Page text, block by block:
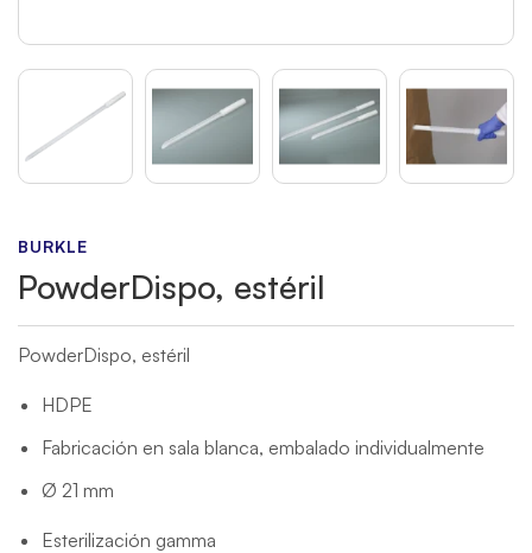
BURKLE
PowderDispo, estéril
PowderDispo, estéril
HDPE
Fabricación en sala blanca, embalado individualmente
Ø 21 mm
Esterilización gamma